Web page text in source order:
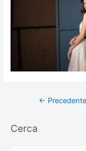
Navigazione
←
Cerca